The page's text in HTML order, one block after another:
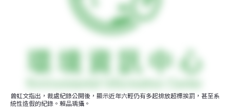
曾虹文指出，裁處紀錄公開後，顯示近年六輕仍有多起排放超標挨罰，甚至系
統性造假的紀錄。賴品瑀攝。